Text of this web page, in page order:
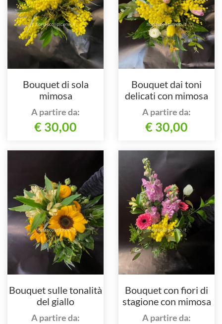
Bouquet di sola
mimosa
A partire da:
€ 30,00
Bouquet dai toni
delicati con mimosa
A partire da:
€ 30,00
Bouquet sulle tonalità
del giallo
A partire da:
Bouquet con fiori di
stagione con mimosa
A partire da: